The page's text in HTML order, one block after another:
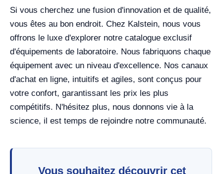
Si vous cherchez une fusion d'innovation et de qualité,
vous êtes au bon endroit. Chez Kalstein, nous vous
offrons le luxe d'explorer notre catalogue exclusif
d'équipements de laboratoire. Nous fabriquons chaque
équipement avec un niveau d'excellence. Nos canaux
d'achat en ligne, intuitifs et agiles, sont conçus pour
votre confort, garantissant les prix les plus
compétitifs. N'hésitez plus, nous donnons vie à la
science, il est temps de rejoindre notre communauté.
Vous souhaitez découvrir cet